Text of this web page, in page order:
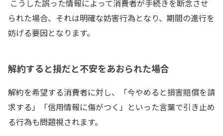
こうした誤った情報によって消費者が手続きを断念させ
られた場合、それは明確な妨害行為となり、期間の進行を
妨げる要因となります。
解約すると損だと不安をあおられた場合
解約を希望する消費者に対し、「今やめると損害賠償を請
求する」「信用情報に傷がつく」といった言葉で引き止め
る行為も問題視されます。